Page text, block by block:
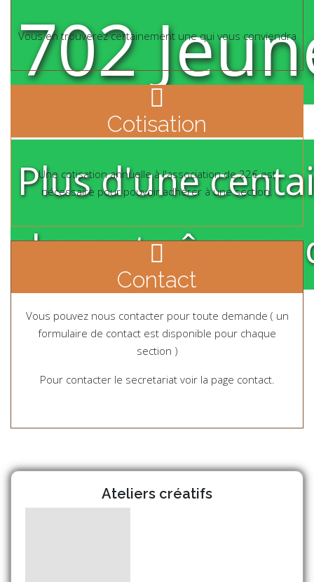
702
Plus d'une
des entraîneurs
Contact
Vous en trouverez certainement une qui vous conviendra
Cotisation
Une cotisation annuelle à l'association de 22€ est
nécessaire pour pouvoir adhérer à une section.
Contact
Vous pouvez nous contacter pour toute demande ( un
formulaire de contact est disponible pour chaque
section )
Pour contacter le secretariat voir la page contact.
Ateliers créatifs